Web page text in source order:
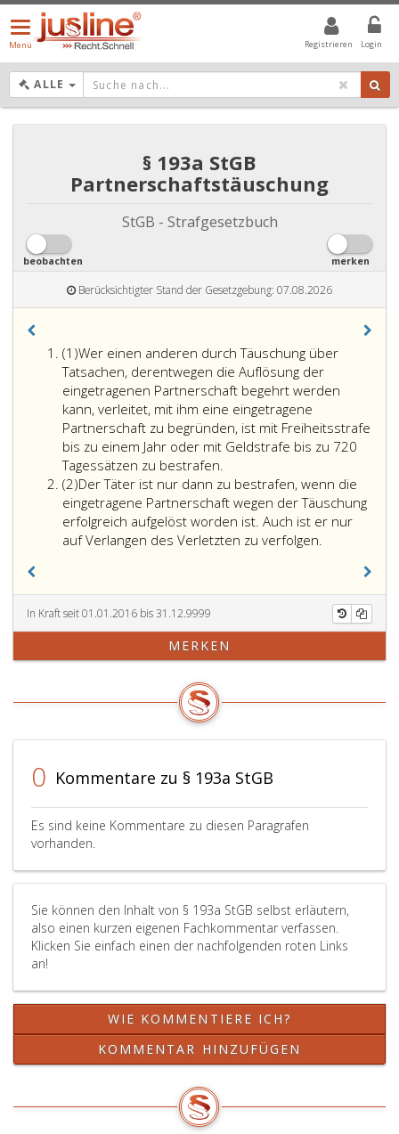
Registrieren Login
Menü
öffnen/schließen
Menü
ALLE DROPDOWN: GEWÄHLTER WERT IST ALLE
§ 193a StGB
Partnerschaftstäuschung
StGB - Strafgesetzbuch
beobachten merken
Berücksichtigter Stand der Gesetzgebung: 07.08.2026
(1)Absatz
eins
Wer einen anderen durch Täuschung über
Tatsachen, derentwegen die Auflösung der
eingetragenen Partnerschaft begehrt werden
kann, verleitet, mit ihm eine eingetragene
Partnerschaft zu begründen, ist mit Freiheitsstrafe
bis zu einem Jahr oder mit Geldstrafe bis zu 720
Tagessätzen zu bestrafen.
(2)Absatz
2
Der Täter ist nur dann zu bestrafen, wenn die
eingetragene Partnerschaft wegen der Täuschung
erfolgreich aufgelöst worden ist. Auch ist er nur
auf Verlangen des Verletzten zu verfolgen.
In Kraft seit 01.01.2016 bis 31.12.9999
MERKEN
0 Kommentare zu § 193a StGB
Es sind keine Kommentare zu diesen Paragrafen
vorhanden.
Sie können den Inhalt von § 193a StGB selbst erläutern,
also einen kurzen eigenen Fachkommentar verfassen.
Klicken Sie einfach einen der nachfolgenden roten Links
an!
WIE KOMMENTIERE ICH?
KOMMENTAR HINZUFÜGEN